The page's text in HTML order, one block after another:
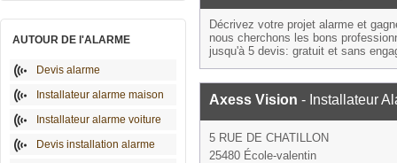
AUTOUR DE l'ALARME
Devis alarme
Installateur alarme maison
Installateur alarme voiture
Devis installation alarme
Décrivez votre projet alarme et
nous cherchons les bons
jusqu'à 5 devis: gratuit et sans
Axess Vision - Installateur
5 RUE DE CHATILLON
25480 École-valentin